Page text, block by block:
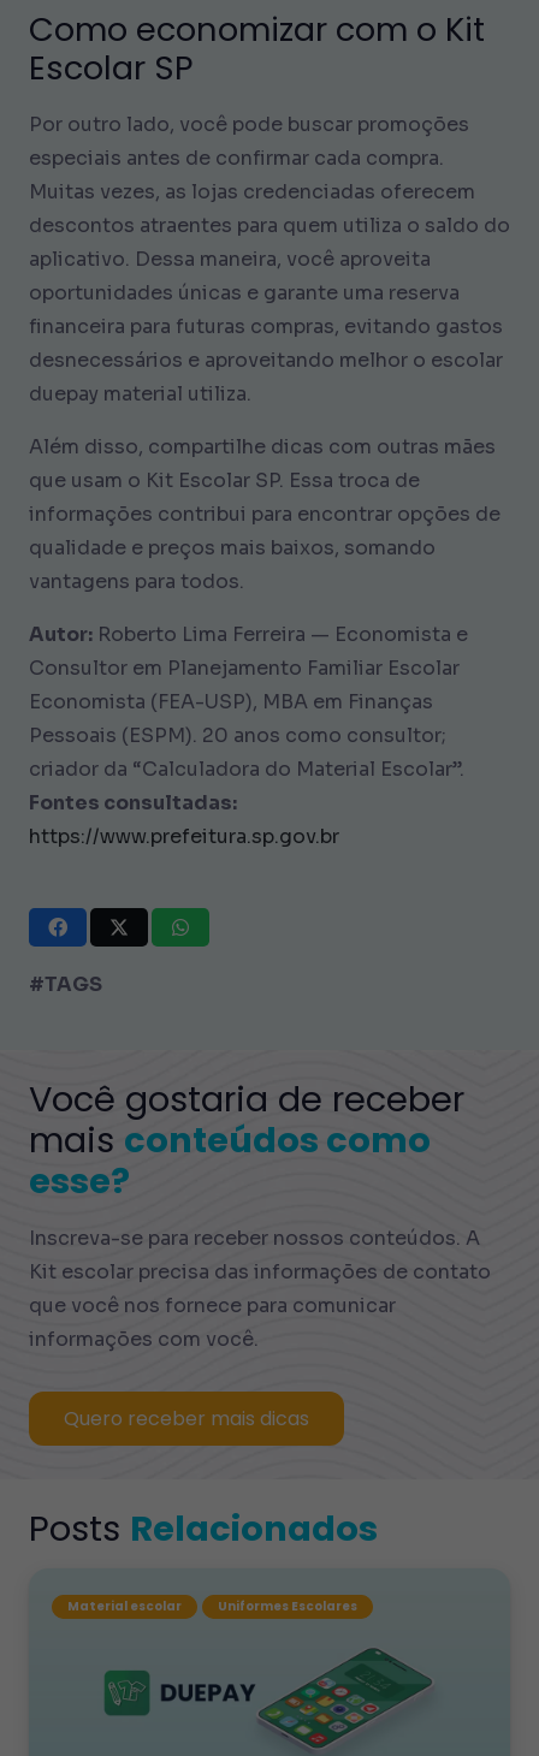
Como economizar com o Kit
Escolar SP
Por outro lado, você pode buscar promoções
especiais antes de confirmar cada compra.
Muitas vezes, as lojas credenciadas oferecem
descontos atraentes para quem utiliza o saldo do
aplicativo. Dessa maneira, você aproveita
oportunidades únicas e garante uma reserva
financeira para futuras compras, evitando gastos
desnecessários e aproveitando melhor o escolar
duepay material utiliza.
Além disso, compartilhe dicas com outras mães
que usam o Kit Escolar SP. Essa troca de
informações contribui para encontrar opções de
qualidade e preços mais baixos, somando
vantagens para todos.
Autor: Roberto Lima Ferreira — Economista e
Consultor em Planejamento Familiar Escolar
Economista (FEA-USP), MBA em Finanças
Pessoais (ESPM). 20 anos como consultor;
criador da “Calculadora do Material Escolar”.
Fontes consultadas:
https://www.prefeitura.sp.gov.br
#TAGS
Você gostaria de receber
mais conteúdos como
esse?
Inscreva-se para receber nossos conteúdos. A
Kit escolar precisa das informações de contato
que você nos fornece para comunicar
informações com você.
Quero receber mais dicas
Posts Relacionados
Material escolar Uniformes Escolares